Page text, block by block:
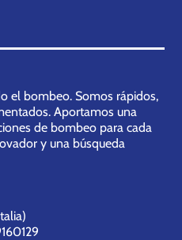
el bombeo. Somos rápidos,
Aportamos una
de bombeo para cada
y una búsqueda